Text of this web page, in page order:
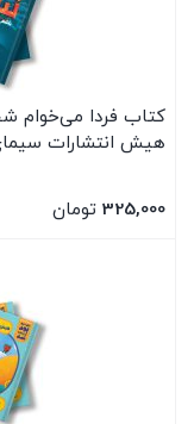
کتاب فردا می‌خوام
هیش انتشارات
325,000 تومان